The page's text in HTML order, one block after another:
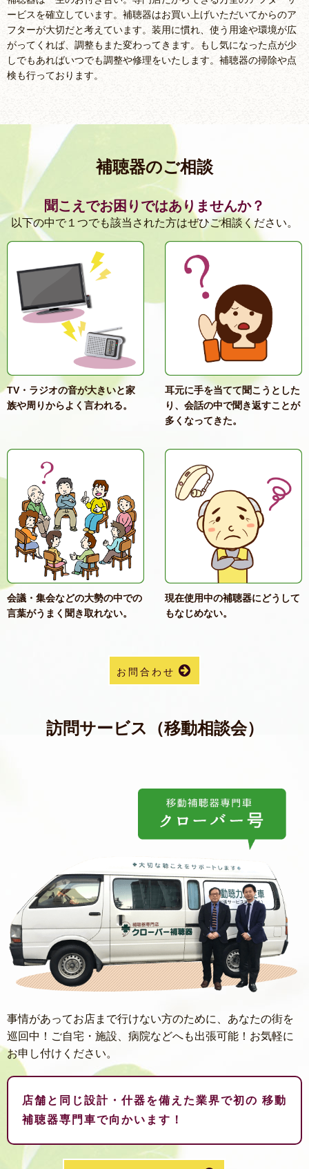
ービスを確立しています。補聴器はお買い上げいただいてからのア
フターが大切だと考えています。装用に慣れ、使う用途や環境が広
がってくれば、調整もまた変わってきます。もし気になった点が少
しでもあればいつでも調整や修理をいたします。補聴器の掃除や点
検も行っております。
補聴器のご相談
聞こえでお困りではありませんか？
以下の中で１つでも該当された方はぜひご相談ください。
TV・ラジオの音が大きいと家
族や周りからよく言われる。
耳元に手を当てて聞こうとした
り、会話の中で聞き返すことが
多くなってきた。
会議・集会などの大勢の中での
言葉がうまく聞き取れない。
現在使用中の補聴器にどうして
もなじめない。
お問合わせ
訪問サービス（移動相談会）
事情があってお店まで行けない方のために、あなたの街を
巡回中！ご自宅・施設、病院などへも出張可能！お気軽に
お申し付けください。
店舗と同じ設計・什器を備えた業界で初の 移動
補聴器専門車で向かいます！